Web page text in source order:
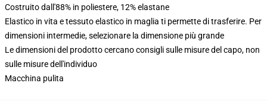
Costruito dall'88% in poliestere, 12% elastane
Elastico in vita e tessuto elastico in maglia ti permette di trasferire. Per
dimensioni intermedie, selezionare la dimensione più grande
Le dimensioni del prodotto cercano consigli sulle misure del capo, non
sulle misure dell'individuo
Macchina pulita